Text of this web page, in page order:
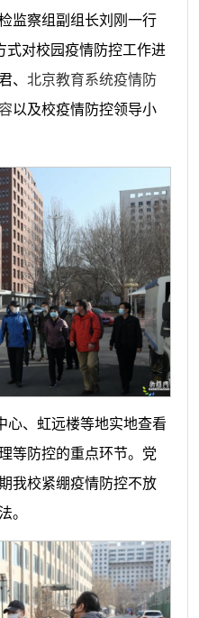
监察组副组长刘刚一行
式对校园疫情防控工作进
、 北京教育系统疫情防
以及校疫情防控领导小
心、虹远楼等地实地查看
等防控的重点环节。党
我校紧绷疫情防控不放
。